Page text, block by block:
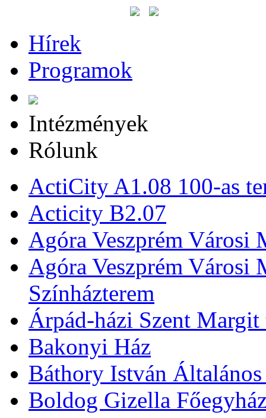
Hírek
Programok
Intézmények
Rólunk
ActiCity A1.08 100-as
Acticity B2.07
Agóra Veszprém Városi
Agóra Veszprém Városi
Színházterem
Árpád-házi Szent
Bakonyi Ház
Báthory István
Boldog Gizella